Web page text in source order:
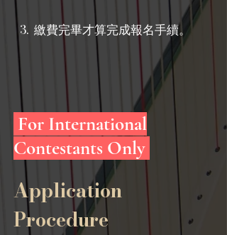
3. 繳費完畢才算完成報名手續。
For International
Contestants Only
Application
Procedure